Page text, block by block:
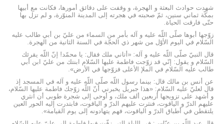
شهدت حوادث البعثة و الهجرة، و وقفت على دقائق أمورها، فكانت مع أبيها
بمكّة ثماني سنين، ثمّ صحبته في هجرته إلى المدينة المنوّرة، و لم تزل بها
حتّى فارقت الحياة.
زوّجها أبوها صلّى اللّه عليه و آله بأمر من السماء من عليّ بن أبي طالب عليه
السّلام في اليوم الأوّل من شهر ذي الحجّة في السنة الثانية من الهجرة.
قال النبيّ صلّى اللّه عليه و آله: «أتاني ملك فقال: يا محمّد! إنّ اللّه يقرئك
السّلام و يقول: إنّي قد زوّجت فاطمة عليها السّلام ابنتك من عليّ ابن أبي
طالب عليه السّلام في الملإ الأعلى فزوّجها في الأرض».
عن أنس بن مالك قال: بينما رسول اللّه صلّى اللّه عليه و آله في المسجد إذ
قال لعليّ عليه السّلام: «هذا جبريل يخبرني أنّ اللّه زوّجك فاطمة عليها السّلام،
و أشهد على تزويجها أربعين ألف ملك، و أوحى إلى شجرة طوبى أن انثري
عليهم الدرّ و الياقوت، فنثرت عليهم الدرّ و الياقوت، فابتدرت إليه الحور العين
يلتقطن في أطباق الدرّ و الياقوت، فهم يتهادونه إلى يوم القيامة».